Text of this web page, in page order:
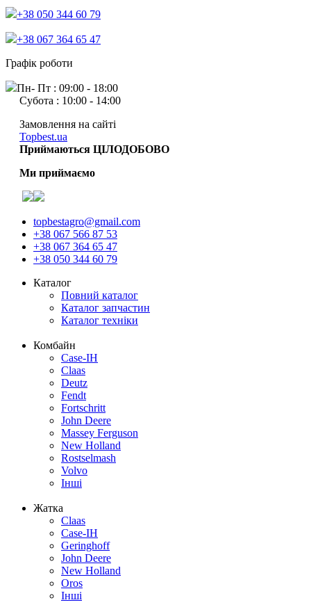
+38 050 344 60 79
+38 067 364 65 47
Графік роботи
Пн- Пт : 09:00 - 18:00
Субота : 10:00 - 14:00
Замовлення на сайті
Topbest.ua
Приймаються ЦІЛОДОБОВО
Ми приймаємо
topbestagro@gmail.com
+38 067 566 87 53
+38 067 364 65 47
+38 050 344 60 79
Каталог
Повний каталог
Каталог запчастин
Каталог техніки
Комбайн
Case-IH
Claas
Deutz
Fendt
Fortschritt
John Deere
Massey Ferguson
New Holland
Rostselmash
Volvo
Інші
Жатка
Claas
Case-IH
Geringhoff
John Deere
New Holland
Oros
Інші